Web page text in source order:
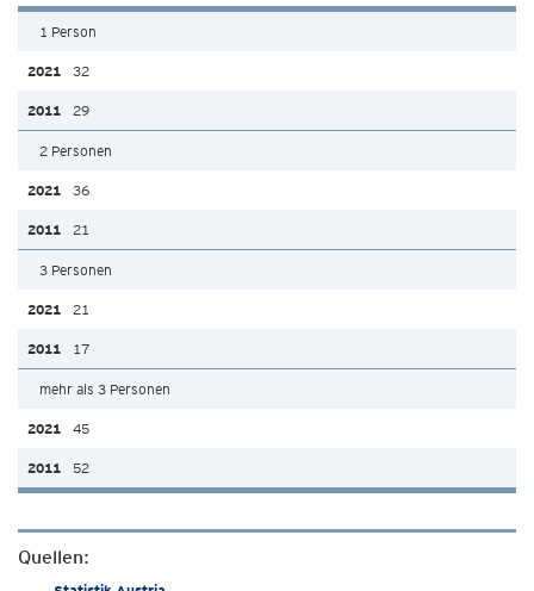
1 Person
32
29
2 Personen
36
21
3 Personen
21
17
mehr als 3 Personen
45
52
Quellen: